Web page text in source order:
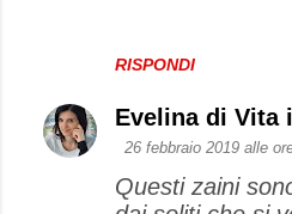
RISPONDI
Evelina di Vita
26 febbraio 2019 alle
Questi zaini